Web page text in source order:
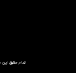
تمام حقوق